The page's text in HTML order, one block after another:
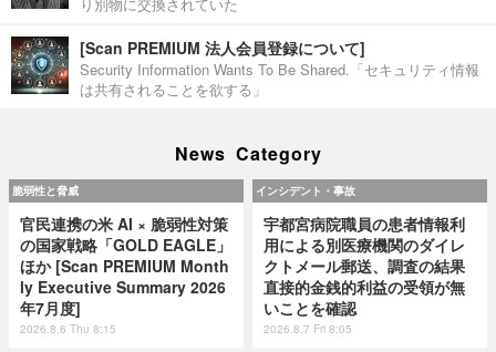
[Scan PREMIUM 法人会員登録について]
Security Information Wants To Be Shared.「セキュリティ情報
は共有されることを欲する」
News Category
脆弱性と脅威
官民連携の米 AI × 脆弱性対策
の国家戦略「GOLD EAGLE」
ほか [Scan PREMIUM Month
ly Executive Summary 2026
年7月度]
2026.8.6 Thu 8:15
インシデント・事故
宇都宮病院職員の患者情報利
用による別医療機関のダイレ
クトメール郵送、調査の結果
直接的金銭的利益の受領が無
いことを確認
2026.8.7 Fri 8:05